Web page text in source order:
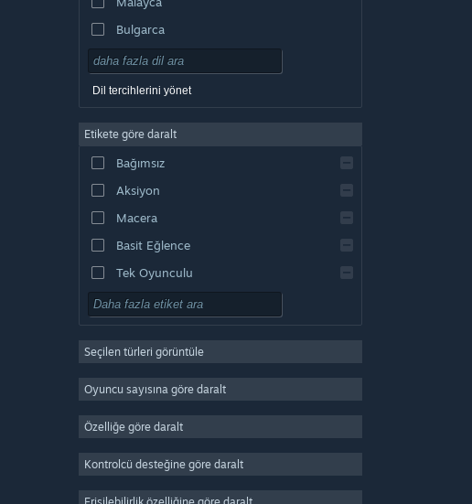
Bulgarca
Çekçe
Danca
İngilizce
Kastilya İspanyolcası
Latin Amerika İspanyolcası
Dil tercihlerini yönet
Etikete göre daralt
Bağımsız
Aksiyon
Macera
Basit Eğlence
Tek Oyunculu
Simülasyon
Strateji
3D
Oynaması Ücretsiz
Seçilen türleri görüntüle
Oyuncu sayısına göre daralt
Özelliğe göre daralt
Kontrolcü desteğine göre daralt